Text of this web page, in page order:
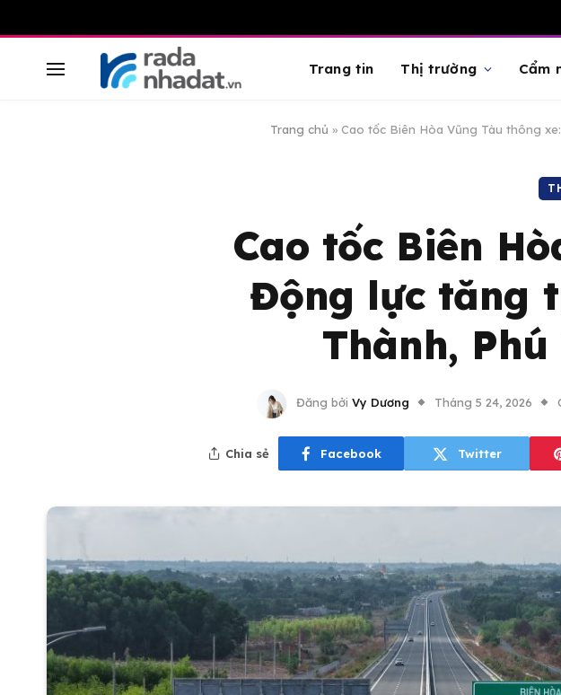
Trang tin Thị trường Cẩm
Trang chủ » Cao tốc Biên Hòa Vũng Tàu thông
Cao tốc Biên
Động lực tăng
Thành,
Đăng bởi Vy Dương Tháng 5 24, 2026
Chia sẻ Facebook Twitter